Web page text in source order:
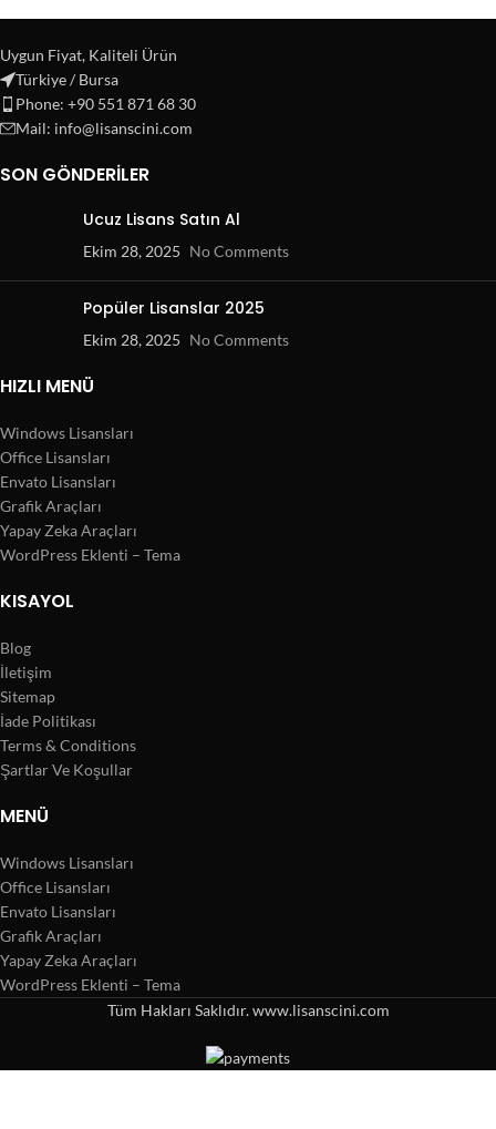
Uygun Fiyat, Kaliteli Ürün
Türkiye / Bursa
Phone: +90 551 871 68 30
Mail: info@lisanscini.com
SON GÖNDERILER
Ucuz Lisans Satın Al
Ekim 28, 2025 No Comments
Popüler Lisanslar 2025
Ekim 28, 2025 No Comments
HIZLI MENÜ
Windows Lisansları
Office Lisansları
Envato Lisansları
Grafik Araçları
Yapay Zeka Araçları
WordPress Eklenti – Tema
KISAYOL
Blog
İletişim
Sitemap
İade Politikası
Terms & Conditions
Şartlar Ve Koşullar
MENÜ
Windows Lisansları
Office Lisansları
Envato Lisansları
Grafik Araçları
Yapay Zeka Araçları
WordPress Eklenti – Tema
Tüm Hakları Saklıdır. www.lisanscini.com